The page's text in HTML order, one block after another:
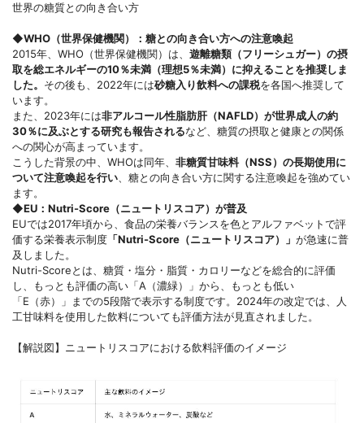
世界の糖質との向き合い方
◆WHO（世界保健機関）：糖との向き合い方への注意喚起
2015年、WHO（世界保健機関）は、 遊離糖類（フリーシュガー）の摂
取を総エネルギーの10％未満（理想5％未満）に抑えることを推奨しま
した。 その後も、2022年には砂糖入り飲料への課税を各国へ推奨して
います。
また、2023年には非アルコール性脂肪肝（NAFLD）が世界成人の約
30％に及ぶとする研究も報告されるなど、糖質の摂取と健康との関係
への関心が高まっています。
こうした背景の中、WHOは同年、 非糖質甘味料（NSS）の長期使用に
ついて注意喚起を行い 、糖との向き合い方に関する注意喚起を強めてい
ます。
◆EU： Nutri-Score（ニュートリスコア）が普及
EUでは2017年頃から、食品の栄養バランスを色とアルファベットで評
価する栄養表示制度 「Nutri-Score（ニュートリスコア）」 が急速に普
及しました。
Nutri-Scoreとは、糖質・塩分・脂質・カロリーなどを総合的に評価
し、もっとも評価の高い「A（濃緑）」から、もっとも低い
「E（赤）」までの5段階で表示する制度です。2024年の改定では、人
工甘味料を使用した飲料についても評価方法が見直されました。
【解説図】ニュートリスコアにおける飲料評価のイメージ